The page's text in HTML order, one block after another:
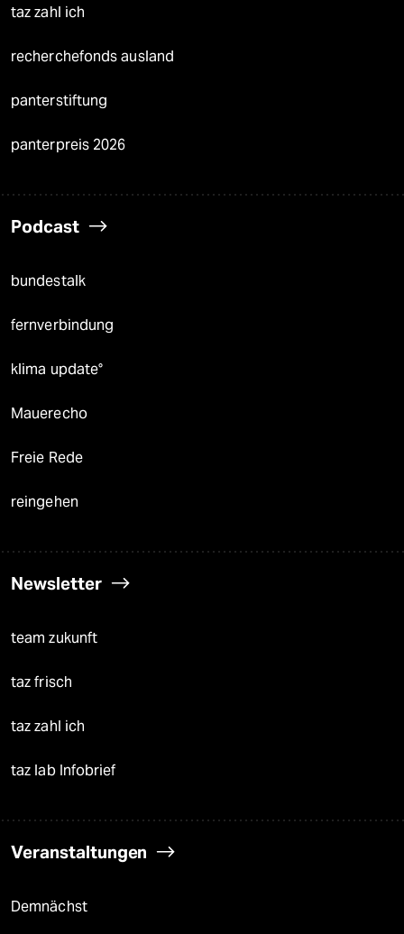
taz zahl ich
recherchefonds ausland
panterstiftung
panterpreis 2026
Podcast
bundestalk
fernverbindung
klima update°
Mauerecho
Freie Rede
reingehen
Newsletter
team zukunft
taz frisch
taz zahl ich
taz lab Infobrief
Veranstaltungen
Demnächst